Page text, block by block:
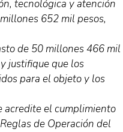
tecnológica y atención
652 mil pesos,
de 50 millones 466 mil
justifique que los
para el objeto y los
acredite el cumplimiento
de Operación del